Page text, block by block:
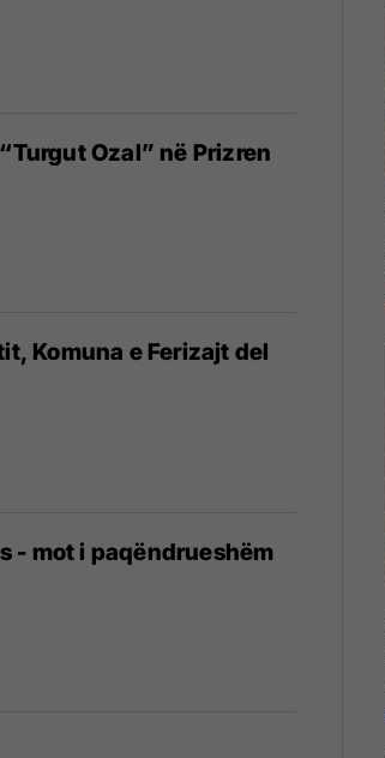
Ozal” në Prizren
Komuna e Ferizajt del
- mot i paqëndrueshëm